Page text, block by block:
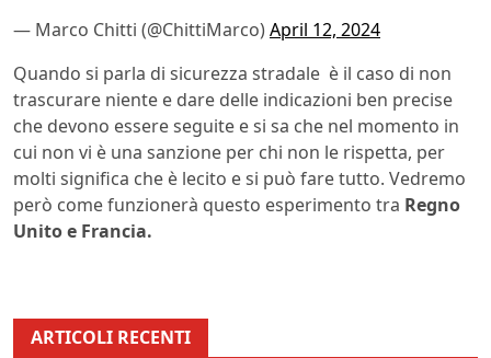
— Marco Chitti (@ChittiMarco)April 12, 2024
Quando si parla di sicurezza stradale è il caso di non
trascurare niente e dare delle indicazioni ben precise
che devono essere seguite e si sa che nel momento in
cui non vi è una sanzione per chi non le rispetta, per
molti significa che è lecito e si può fare tutto. Vedremo
però come funzionerà questo esperimento tra Regno
Unito e Francia.
ARTICOLI RECENTI